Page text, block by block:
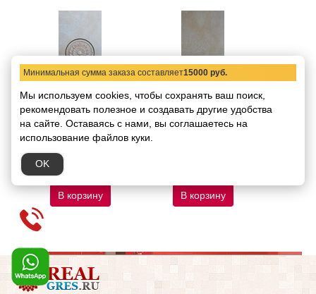
(Halcon Grand
Benidorm) Aries
Savanna Wentana+Taco
Grand Coliseo 30*60
Код товара:
972.46 руб.
В корзину
(Halcon Grand
Benidorm) Aries
Savanna 30*60
В корзину
Минимальная сумма заказа составляет15000 руб.
Мы используем cookies, чтобы сохранять ваш поиск,
рекомендовать полезное и создавать другие удобства
на сайте. Оставаясь с нами, вы соглашаетесь на
использование файлов куки.
OK